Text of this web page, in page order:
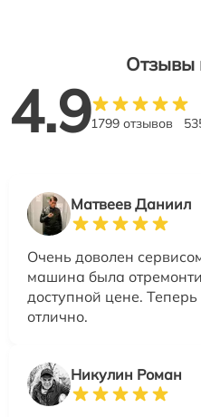
Отзывы
4.91799 отзывов
Матвеев Даниил
Очень доволен
машина была
доступной цене.
отлично.
Никулин Роман